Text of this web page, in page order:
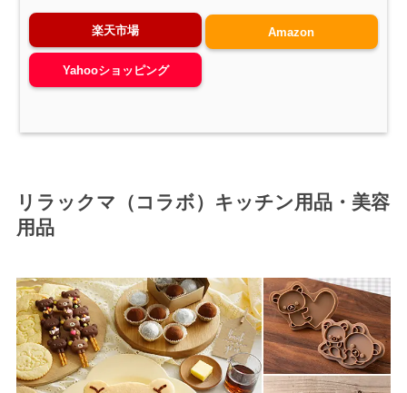
楽天市場 Amazon
Yahooショッピング
リラックマ（コラボ）キッチン用品・美容
用品